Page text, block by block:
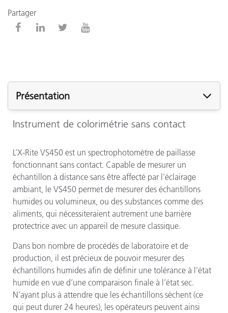
Partager
Présentation
Instrument de colorimétrie sans contact
L’X-Rite VS450 est un spectrophotomètre de paillasse
fonctionnant sans contact. Capable de mesurer un
échantillon à distance sans être affecté par l’éclairage
ambiant, le VS450 permet de mesurer des échantillons
humides ou volumineux, ou des substances comme des
aliments, qui nécessiteraient autrement une barrière
protectrice avec un appareil de mesure classique.
Dans bon nombre de procédés de laboratoire et de
production, il est précieux de pouvoir mesurer des
échantillons humides afin de définir une tolérance à l’état
humide en vue d’une comparaison finale à l’état sec.
N’ayant plus à attendre que les échantillons sèchent (ce
qui peut durer 24 heures), les opérateurs peuvent ainsi